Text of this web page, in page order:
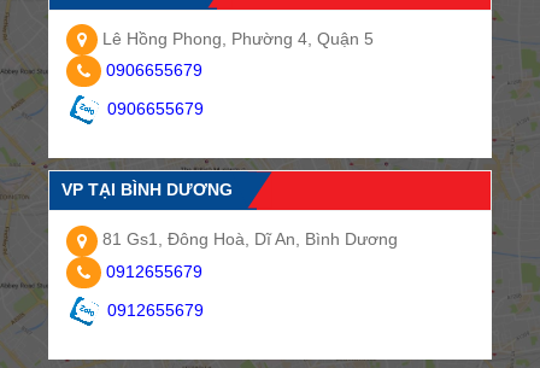
Lê Hồng Phong, Phường 4, Quận 5
0906655679
0906655679
VP TẠI BÌNH DƯƠNG
81 Gs1, Đông Hoà, Dĩ An, Bình Dương
0912655679
0912655679